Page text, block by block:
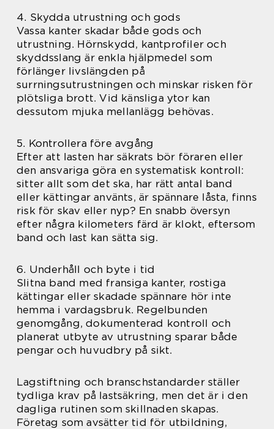
4. Skydda utrustning och gods
Vassa kanter skadar både gods och
utrustning. Hörnskydd, kantprofiler och
skyddsslang är enkla hjälpmedel som
förlänger livslängden på
surrningsutrustningen och minskar risken för
plötsliga brott. Vid känsliga ytor kan
dessutom mjuka mellanlägg behövas.
5. Kontrollera före avgång
Efter att lasten har säkrats bör föraren eller
den ansvariga göra en systematisk kontroll:
sitter allt som det ska, har rätt antal band
eller kättingar använts, är spännare låsta, finns
risk för skav eller nyp? En snabb översyn
efter några kilometers färd är klokt, eftersom
band och last kan sätta sig.
6. Underhåll och byte i tid
Slitna band med fransiga kanter, rostiga
kättingar eller skadade spännare hör inte
hemma i vardagsbruk. Regelbunden
genomgång, dokumenterad kontroll och
planerat utbyte av utrustning sparar både
pengar och huvudbry på sikt.
Lagstiftning och branschstandarder ställer
tydliga krav på lastsäkring, men det är i den
dagliga rutinen som skillnaden skapas.
Företag som avsätter tid för utbildning,